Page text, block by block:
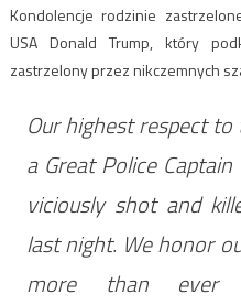
Kondolencje rodzinie
USA Donald Trump, który
zastrzelony przez nikczemnych
Our highest respect
a Great Police
viciously shot and
last night. We honor
more than ever